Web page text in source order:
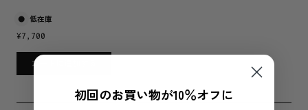
低在庫
¥7,700
カートに追加する
初回のお買い物が10％オフに